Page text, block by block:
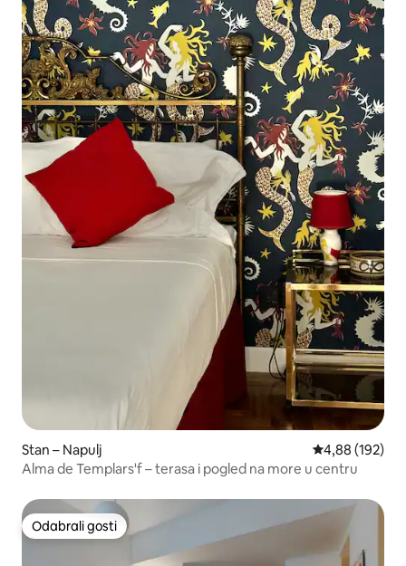
Stan – Napulj Prosječna
4,88 (192)
Alma de Templars'f – terasa i pogled na more u centru
Odabrali gosti
Odabrali gosti